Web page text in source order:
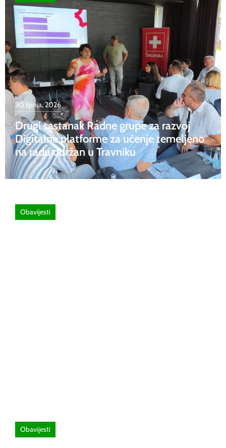
30 lipnja, 2026
Drugi sastanak Radne grupe za razvoj
Digitalne platforme za učenje temeljeno
na radu održan u Travniku
Obavijesti
Obavijesti